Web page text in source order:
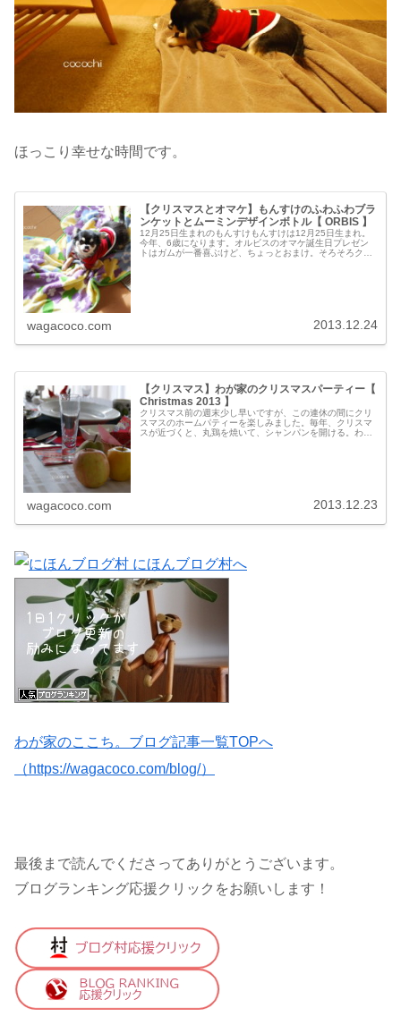
ほっこり幸せな時間です。
【クリスマスとオマケ】もんすけのふわふわブラ
ンケットとムーミンデザインボトル【 ORBIS 】
12月25日生まれのもんすけもんすけは12月25日生まれ。
今年、6歳になります。オルビスのオマケ誕生日プレゼン
トはガムが一番喜ぶけど、ちょっとおまけ。そろそろクレ
wagacoco.com 2013.12.24
【クリスマス】わが家のクリスマスパーティー【
Christmas 2013 】
クリスマス前の週末少し早いですが、この連休の間にクリ
スマスのホームパティーを楽しみました。毎年、クリスマ
スが近づくと、丸鶏を焼いて、シャンパンを開ける。わが
wagacoco.com 2013.12.23
わが家のここち。ブログ記事一覧TOPへ
（https://wagacoco.com/blog/）
最後まで読んでくださってありがとうございます。
ブログランキング応援クリックをお願いします！